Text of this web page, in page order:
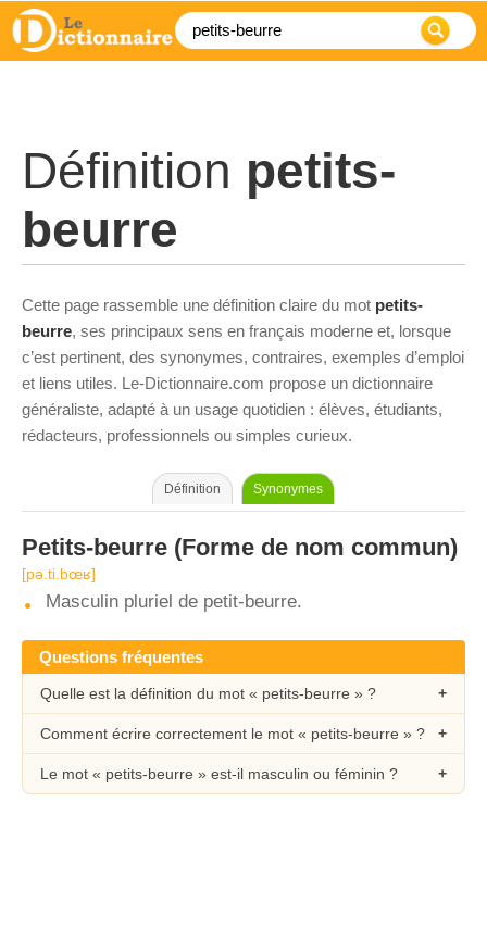
Définition petits-
beurre
Cette page rassemble une définition claire du mot petits-
beurre, ses principaux sens en français moderne et, lorsque
c’est pertinent, des synonymes, contraires, exemples d’emploi
et liens utiles. Le-Dictionnaire.com propose un dictionnaire
généraliste, adapté à un usage quotidien : élèves, étudiants,
rédacteurs, professionnels ou simples curieux.
Définition Synonymes
Petits-beurre (Forme de nom commun)
[pə.ti.bœʁ]
Masculin pluriel de petit-beurre.
Questions fréquentes
Quelle est la définition du mot « petits-beurre » ?
Comment écrire correctement le mot « petits-beurre » ?
Le mot « petits-beurre » est-il masculin ou féminin ?